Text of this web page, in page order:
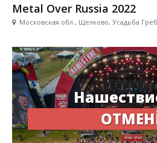
Metal Over Russia 2022
Московская обл., Щелково, Усадьба